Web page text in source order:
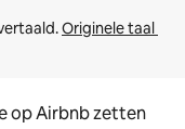
Originele taal
op Airbnb zetten